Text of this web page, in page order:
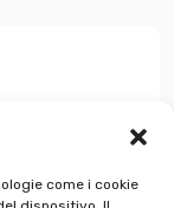
come i cookie